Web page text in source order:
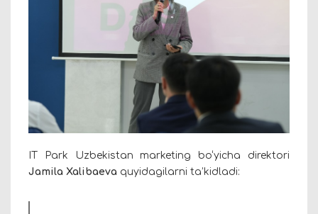
IT Park Uzbekistan marketing bo‘yicha direktori
Jamila Xalibaeva quyidagilarni ta’kidladi: